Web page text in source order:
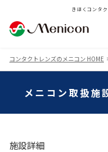
きほくコンタ
コンタクトレンズのメニコン HOME
メニコン取扱施
施設詳細